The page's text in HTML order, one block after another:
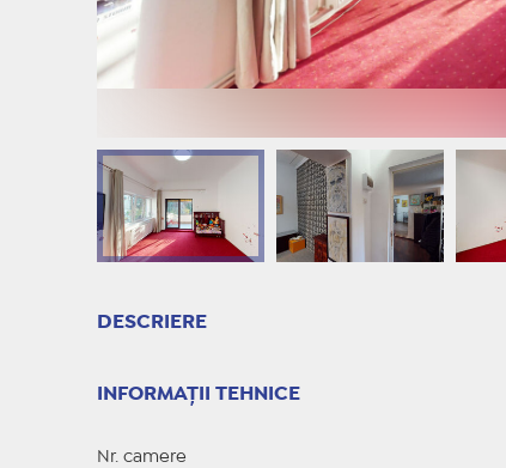
DESCRIERE
INFORMAȚII TEHNICE
Nr. camere